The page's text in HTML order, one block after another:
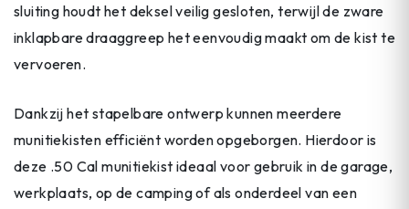
sluiting houdt het deksel veilig gesloten, terwijl de zware
inklapbare draaggreep het eenvoudig maakt om de kist te
vervoeren.
Dankzij het stapelbare ontwerp kunnen meerdere
munitiekisten efficiënt worden opgeborgen. Hierdoor is
deze .50 Cal munitiekist ideaal voor gebruik in de garage,
werkplaats, op de camping of als onderdeel van een